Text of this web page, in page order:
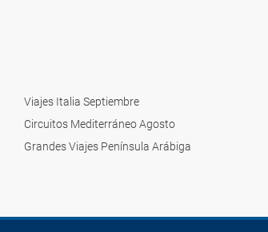
Viajes Italia Septiembre
Circuitos Mediterráneo Agosto
Grandes Viajes Península Arábiga